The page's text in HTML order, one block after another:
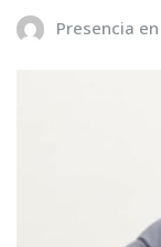
Presencia